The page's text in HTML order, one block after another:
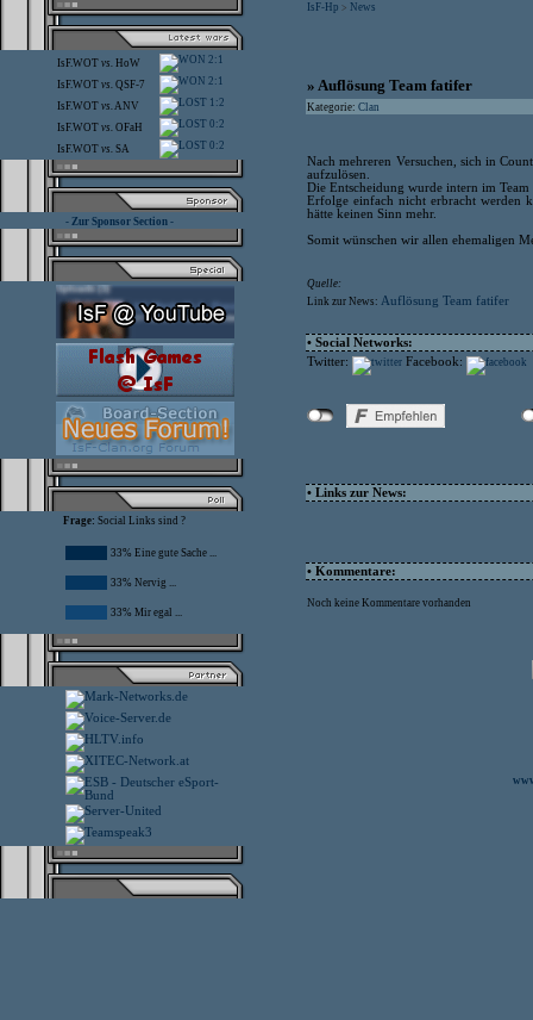
IsF.WOT vs. HoW 2:1
IsF.WOT vs. QSF-7 2:1
IsF.WOT vs.ANV 1:2
IsF.WOT vs. OFaH 0:2
IsF.WOT vs. SA 0:2
- Zur Sponsor Section -
Frage: Social Links sind ?
33% Eine gute Sache ...
33% Nervig ...
33% Mir egal ...
IsF-Hp > News
» Auflösung Team fatifer
Kategorie: Clan
Nach mehreren Versuchen, sich in
aufzulösen.
Die Entscheidung wurde intern im Team
Erfolge einfach nicht erbracht werden
hätte keinen Sinn mehr.
Somit wünschen wir allen ehemaligen
Quelle:
Link zur News: Auflösung Team fatifer
• Social Networks:
Twitter:
Facebook:
• Links zur News:
• Kommentare:
Noch keine Kommentare vorhanden